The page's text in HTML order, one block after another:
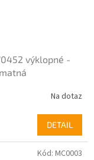
výklopné -
Na dotaz
DETAIL
Kód: MC0003